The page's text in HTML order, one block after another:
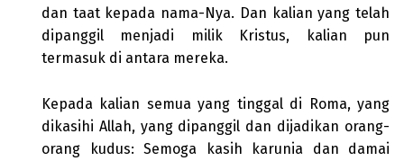
dan taat kepada nama-Nya. Dan kalian yang telah
dipanggil menjadi milik Kristus, kalian pun
termasuk di antara mereka.
Kepada kalian semua yang tinggal di Roma, yang
dikasihi Allah, yang dipanggil dan dijadikan orang-
orang kudus: Semoga kasih karunia dan damai